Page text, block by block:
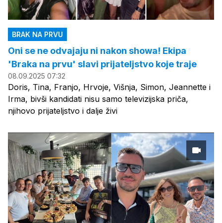
BRAK NA PRVU
Oni se ne odvajaju ni nakon showa! Ekipa
'Braka na prvu' slavi prijateljstvo koje traje
08.09.2025 07:32
Doris, Tina, Franjo, Hrvoje, Višnja, Simon, Jeannette i
Irma, bivši kandidati nisu samo televizijska priča,
njihovo prijateljstvo i dalje živi